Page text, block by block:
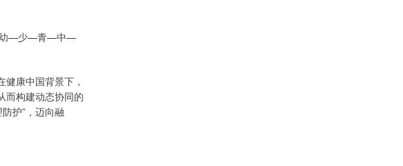
—幼—少—青—中—
康中国背景下，
而构建动态协同的
护”，迈向融